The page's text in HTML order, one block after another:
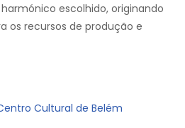
escolhido, originando
os recursos de produção e
Cultural de Belém